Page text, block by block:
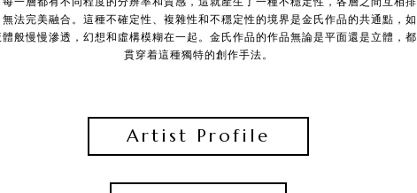
無法完美融合。這種不確定性、複雜性和不穩定性的境界是金氏作品的共通點，如
體般慢慢滲透，幻想和虛構模糊在一起。金氏作品的作品無論是平面還是立體，都
貫穿着這種獨特的創作手法。
Artist Profile